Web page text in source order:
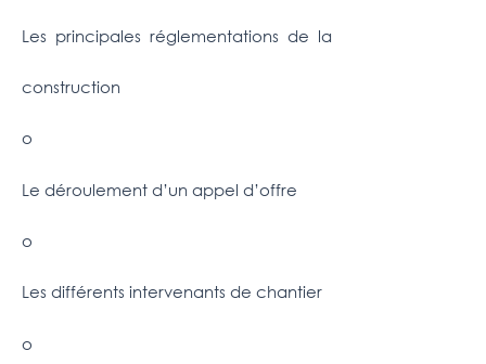
Les principales réglementations de la
construction
o
Le déroulement d’un appel d’offre
o
Les différents intervenants de chantier
o